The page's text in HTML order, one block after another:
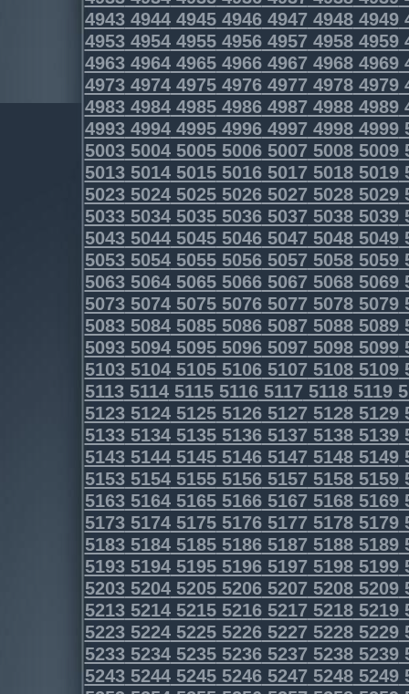
4943494449454946494749484949
4953495449554956495749584959
4963496449654966496749684969
4973497449754976497749784979
4983498449854986498749884989
4993499449954996499749984999
5003500450055006500750085009
5013501450155016501750185019
5023502450255026502750285029
5033503450355036503750385039
5043504450455046504750485049
5053505450555056505750585059
5063506450655066506750685069
5073507450755076507750785079
5083508450855086508750885089
5093509450955096509750985099
5103510451055106510751085109
5113511451155116511751185119
5123512451255126512751285129
5133513451355136513751385139
5143514451455146514751485149
5153515451555156515751585159
5163516451655166516751685169
5173517451755176517751785179
5183518451855186518751885189
5193519451955196519751985199
5203520452055206520752085209
5213521452155216521752185219
5223522452255226522752285229
5233523452355236523752385239
5243524452455246524752485249